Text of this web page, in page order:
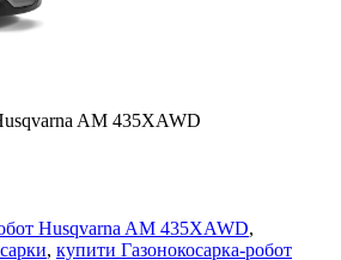
AM 435XAWD
Husqvarna AM 435XAWD,
, купити Газонокосарка-робот